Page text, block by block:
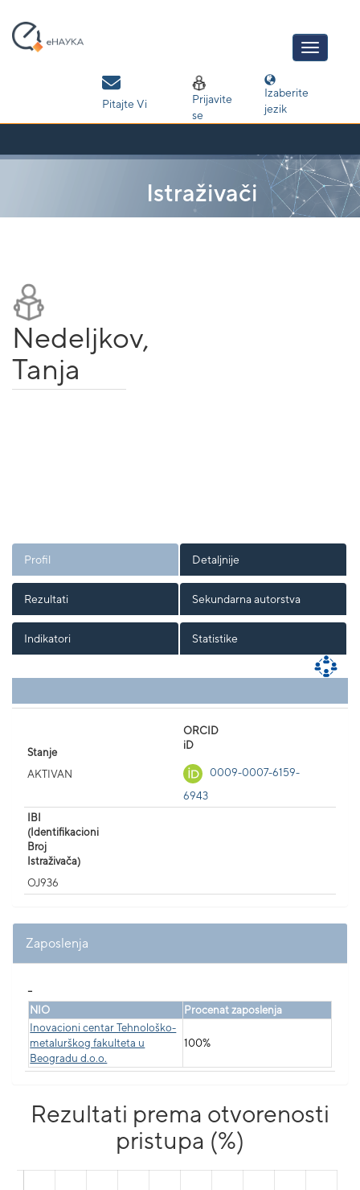
navigation
Pitajte Vi
Prijavite
se
Izaberite
jezik
Istraživači
Nedeljkov,
Tanja
Profil Detaljnije
Rezultati Sekundarna autorstva
Indikatori Statistike
Stanje
AKTIVAN
ORCID
iD
0009-0007-6159-
6943
IBI
(Identifikacioni
Broj
Istraživača)
OJ936
Zaposlenja
NIO
Procenat zaposlenja
Inovacioni centar Tehnološko-
metalurškog fakulteta u
Beogradu d.o.o.
100%
Rezultati prema otvorenosti
pristupa (%)